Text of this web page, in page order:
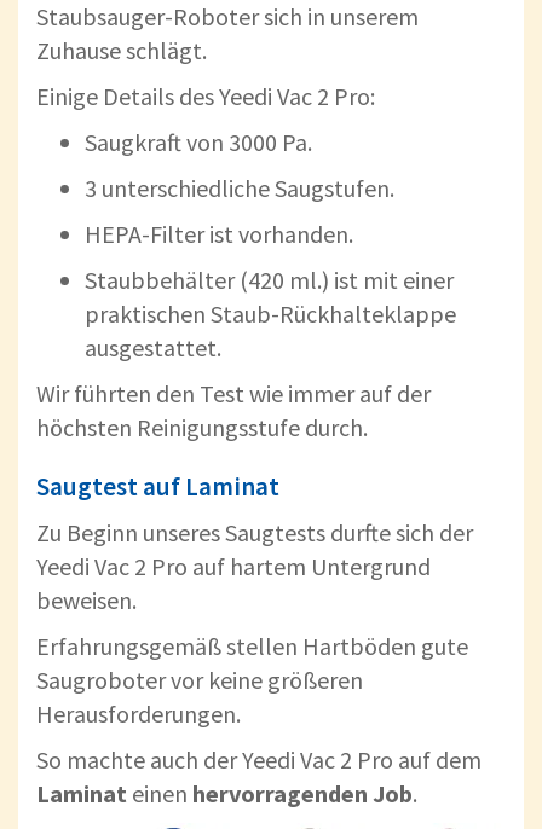
Staubsauger-Roboter sich in unserem
Zuhause schlägt.
Einige Details des Yeedi Vac 2 Pro:
Saugkraft von 3000 Pa.
3 unterschiedliche Saugstufen.
HEPA-Filter ist vorhanden.
Staubbehälter (420 ml.) ist mit einer
praktischen Staub-Rückhalteklappe
ausgestattet.
Wir führten den Test wie immer auf der
höchsten Reinigungsstufe durch.
Saugtest auf Laminat
Zu Beginn unseres Saugtests durfte sich der
Yeedi Vac 2 Pro auf hartem Untergrund
beweisen.
Erfahrungsgemäß stellen Hartböden gute
Saugroboter vor keine größeren
Herausforderungen.
So machte auch der Yeedi Vac 2 Pro auf dem
Laminat einen hervorragenden Job.